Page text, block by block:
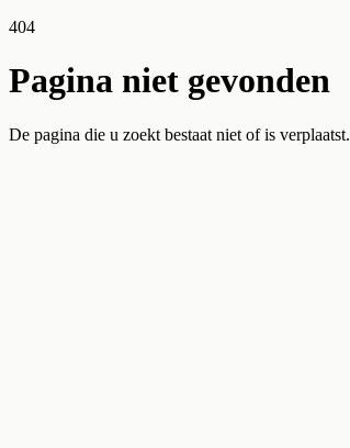
404
Pagina niet gevonden
De pagina die u zoekt bestaat niet of is verplaatst.